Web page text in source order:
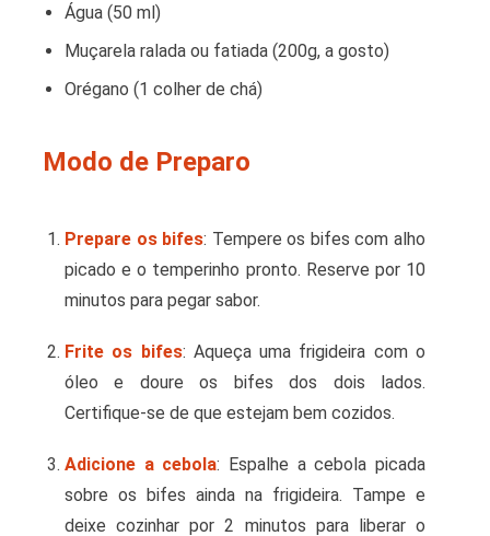
Água (50 ml)
Muçarela ralada ou fatiada (200g, a gosto)
Orégano (1 colher de chá)
Modo de Preparo
Prepare os bifes: Tempere os bifes com alho
picado e o temperinho pronto. Reserve por 10
minutos para pegar sabor.
Frite os bifes: Aqueça uma frigideira com o
óleo e doure os bifes dos dois lados.
Certifique-se de que estejam bem cozidos.
Adicione a cebola: Espalhe a cebola picada
sobre os bifes ainda na frigideira. Tampe e
deixe cozinhar por 2 minutos para liberar o